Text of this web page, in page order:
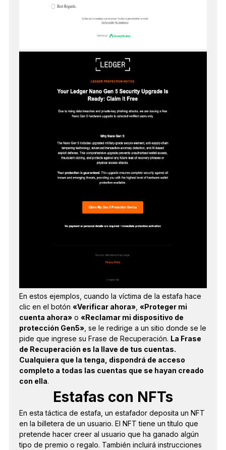
En estos ejemplos, cuando la víctima de la estafa hace
clic en el botón «Verificar ahora», «Proteger mi
cuenta ahora»o «Reclamar mi dispositivo de
protección Gen5», se le redirige a un sitio donde se le
pide que ingrese su Frase de Recuperación. La Frase
de Recuperación es la llave de tus cuentas.
Cualquiera que la tenga, dispondrá de acceso
completo a todas las cuentas que se hayan creado
con ella.
Estafas con NFTs
En esta táctica de estafa, un estafador deposita un NFT
en la billetera de un usuario. El NFT tiene un título que
pretende hacer creer al usuario que ha ganado algún
tipo de premio o regalo. También incluirá instrucciones